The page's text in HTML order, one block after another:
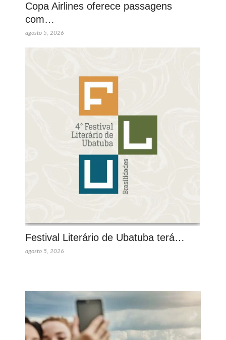
Copa Airlines oferece passagens
com…
agosto 5, 2026
Festival Literário de Ubatuba terá…
agosto 5, 2026